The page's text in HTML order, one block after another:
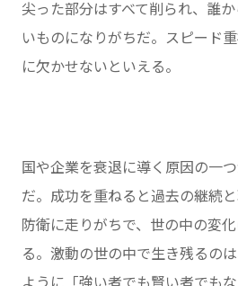
尖った部分はすべて削られ、誰
いものになりがちだ。スピード
に欠かせないといえる。
国や企業を衰退に導く原因の一
だ。成功を重ねると過去の継続
防衛に走りがちで、世の中の変
る。激動の世の中で生き残るの